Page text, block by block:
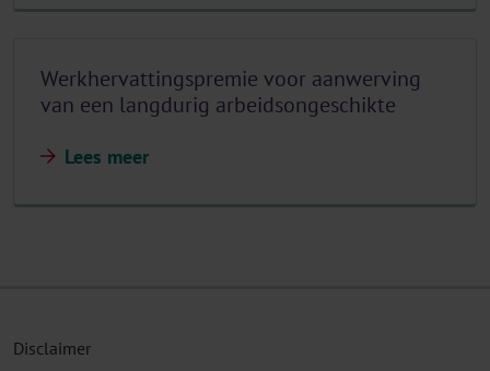
Werkhervattingspremie voor aanwerving
van een langdurig arbeidsongeschikte
Lees meer
Disclaimer